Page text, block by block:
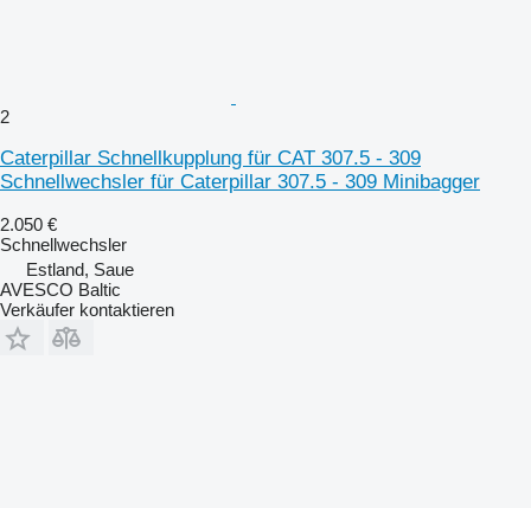
2
Caterpillar Schnellkupplung für CAT 307.5 - 309
Schnellwechsler für Caterpillar 307.5 - 309 Minibagger
2.050 €
Schnellwechsler
Estland, Saue
AVESCO Baltic
Verkäufer kontaktieren